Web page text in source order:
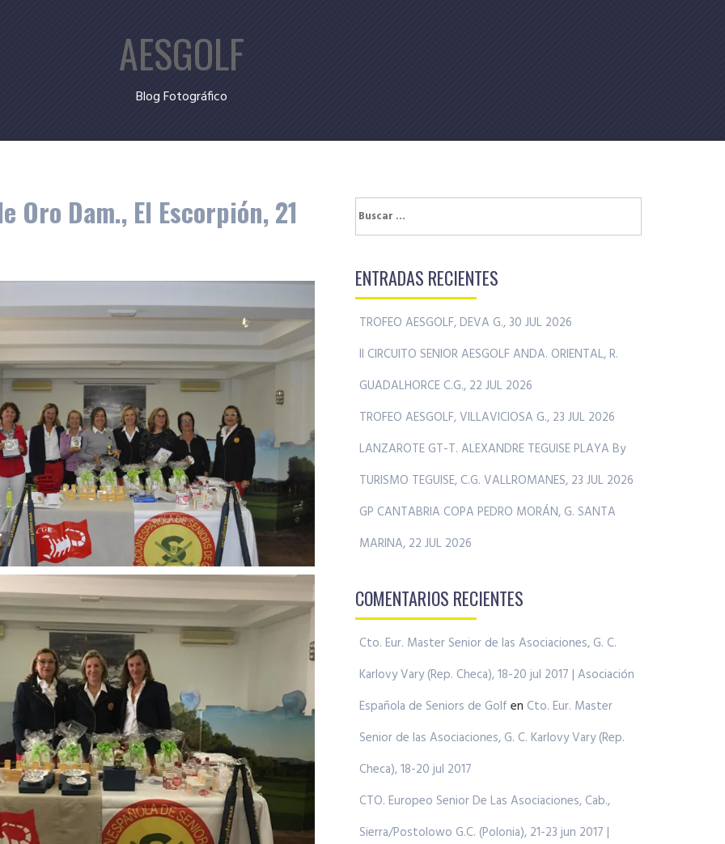
AESGOLF
Blog Fotográfico
Oro Dam., El Escorpión, 21 Buscar:
ENTRADAS RECIENTES
TROFEO AESGOLF, DEVA G., 30 JUL 2026
II CIRCUITO SENIOR AESGOLF ANDA. ORIENTAL, R.
GUADALHORCE C.G., 22 JUL 2026
TROFEO AESGOLF, VILLAVICIOSA G., 23 JUL 2026
LANZAROTE GT-T. ALEXANDRE TEGUISE PLAYA By
TURISMO TEGUISE, C.G. VALLROMANES, 23 JUL 2026
GP CANTABRIA COPA PEDRO MORÁN, G. SANTA
MARINA, 22 JUL 2026
COMENTARIOS RECIENTES
Cto. Eur. Master Senior de las Asociaciones, G. C.
Karlovy Vary (Rep. Checa), 18-20 jul 2017 | Asociación
Española de Seniors de Golf en Cto. Eur. Master
Senior de las Asociaciones, G. C. Karlovy Vary (Rep.
Checa), 18-20 jul 2017
CTO. Europeo Senior De Las Asociaciones, Cab.,
Sierra/Postolowo G.C. (Polonia), 21-23 jun 2017 |